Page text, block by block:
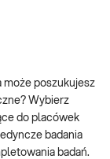
może poszukujesz
Wybierz
do placówek
badania
badań.